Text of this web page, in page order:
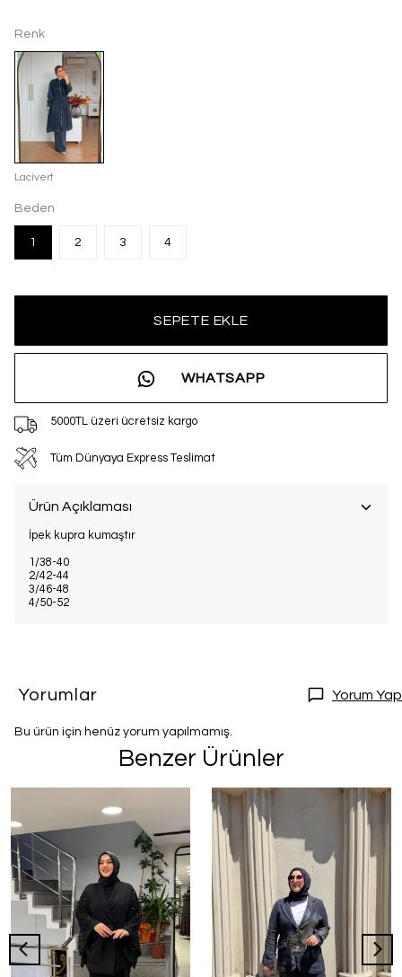
Renk
Lacivert
Beden
1 2 3 4
SEPETE EKLE
WHATSAPP
5000TL üzeri ücretsiz kargo
Tüm Dünyaya Express Teslimat
Ürün Açıklaması
İpek kupra kumaştır
1/38-40
2/42-44
3/46-48
4/50-52
Yorumlar Yorum Yap
Bu ürün için henüz yorum yapılmamış.
Benzer Ürünler